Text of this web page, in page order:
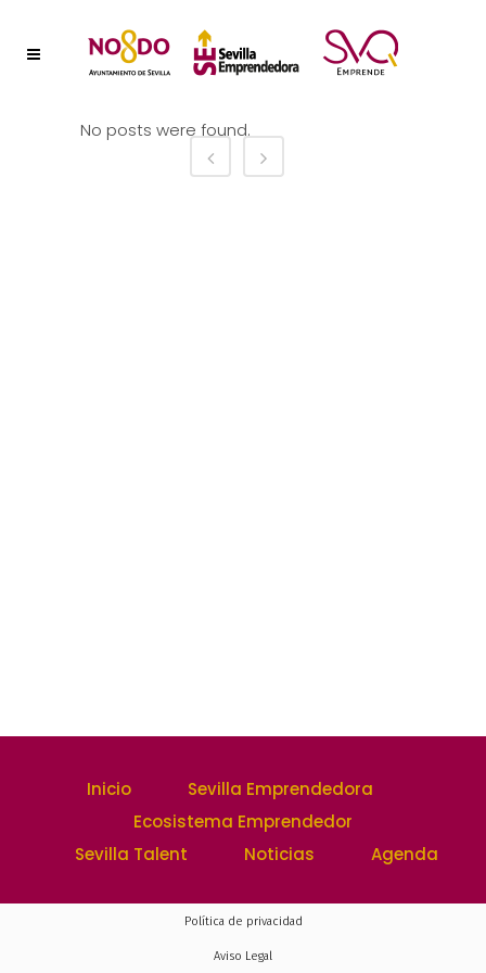
No posts were found.
Inicio
Sevilla Emprendedora
Ecosistema Emprendedor
Sevilla Talent
Noticias Agenda
Política de privacidad
Aviso Legal